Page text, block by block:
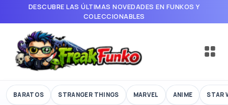
DESCUBRE LAS ÚLTIMAS NOVEDADES EN FUNKOS Y
COLECCIONABLES
BARATOS STRANGER THINGS MARVEL ANIME STAR